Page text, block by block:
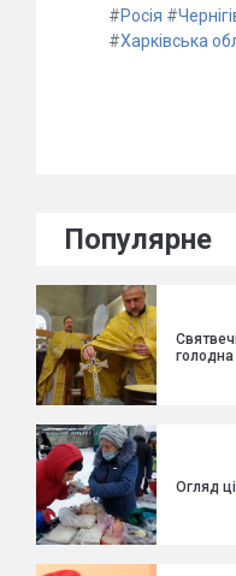
#Росія #
#Харківська
Популярне
Огляд